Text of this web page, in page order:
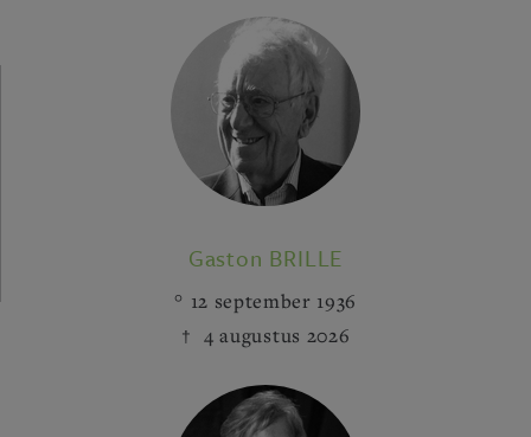
Gaston BRILLE
12 september 1936
4 augustus 2026